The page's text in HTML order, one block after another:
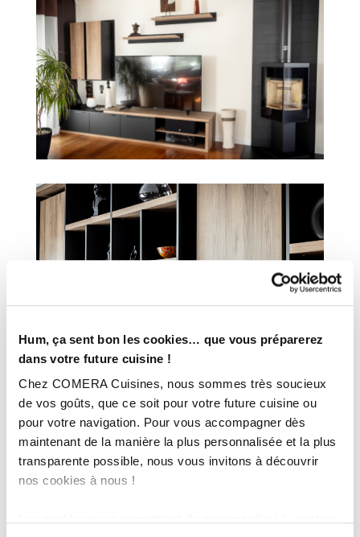
Hum, ça sent bon les cookies… que vous préparerez
dans votre future cuisine !
Chez COMERA Cuisines, nous sommes très soucieux
de vos goûts, que ce soit pour votre future cuisine ou
pour votre navigation. Pour vous accompagner dès
maintenant de la manière la plus personnalisée et la plus
transparente possible, nous vous invitons à découvrir
nos cookies à nous !